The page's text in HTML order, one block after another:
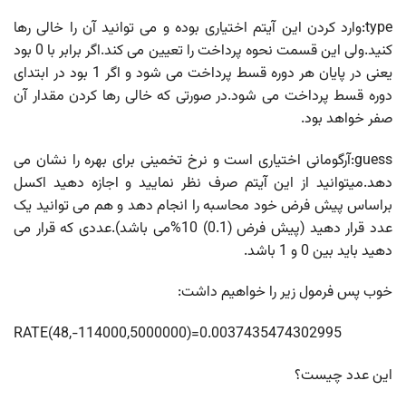
type:وارد کردن این آیتم اختیاری بوده و می توانید آن را خالی رها
کنید.ولی این قسمت نحوه پرداخت را تعیین می کند.اگر برابر با 0 بود
یعنی در پایان هر دوره قسط پرداخت می شود و اگر 1 بود در ابتدای
دوره قسط پرداخت می شود.در صورتی که خالی رها کردن مقدار آن
صفر خواهد بود.
guess:آرگومانی اختیاری است و نرخ تخمینی برای بهره را نشان می
دهد.میتوانید از این آیتم صرف نظر نمایید و اجازه دهید اکسل
براساس پیش فرض خود محاسبه را انجام دهد و هم می توانید یک
عدد قرار دهید (پیش فرض (0.1) 10%می باشد).عددی که قرار می
دهید باید بین 0 و 1 باشد.
خوب پس فرمول زیر را خواهیم داشت:
RATE(48,-114000,5000000)=0.0037435474302995
این عدد چیست؟